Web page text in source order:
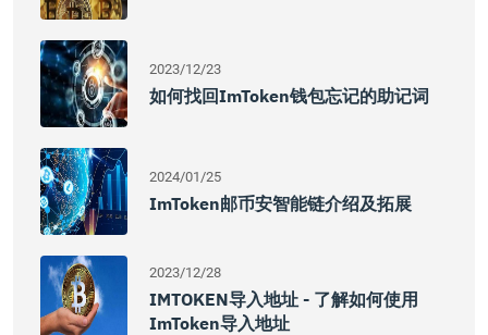
2023/12/23
如何找回imToken钱包忘记的助记词
2024/01/25
ImToken邮币安智能链介绍及拓展
2023/12/28
IMTOKEN导入地址 - 了解如何使用
ImToken导入地址